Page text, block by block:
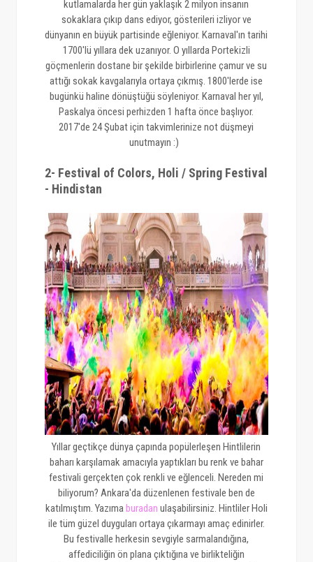
kutlamalarda her gün yaklaşık 2 milyon insanın
sokaklara çıkıp dans ediyor, gösterileri izliyor ve
dünyanın en büyük partisinde eğleniyor. Karnaval'ın tarihi
1700'lü yıllara dek uzanıyor. O yıllarda Portekizli
göçmenlerin dostane bir şekilde birbirlerine çamur ve su
attığı sokak kavgalarıyla ortaya çıkmış. 1800'lerde ise
bugünkü haline dönüştüğü söyleniyor. Karnaval her yıl,
Paskalya öncesi perhizden 1 hafta önce başlıyor.
2017'de 24 Şubat için takvimlerinize not düşmeyi
unutmayın :)
2- Festival of Colors, Holi / Spring Festival
- Hindistan
Yıllar geçtikçe dünya çapında popülerleşen Hintlilerin
baharı karşılamak amacıyla yaptıkları bu renk ve bahar
festivali gerçekten çok renkli ve eğlenceli. Nereden mi
biliyorum? Ankara'da düzenlenen festivale ben de
katılmıştım. Yazımaburadan ulaşabilirsiniz. Hintliler Holi
ile tüm güzel duyguları ortaya çıkarmayı amaç edinirler.
Bu festivalle herkesin sevgiyle sarmalandığına,
affediciliğin ön plana çıktığına ve birlikteliğin